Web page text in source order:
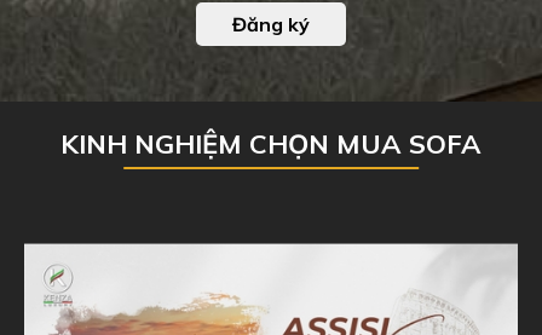
Đăng ký
KINH NGHIỆM CHỌN MUA SOFA